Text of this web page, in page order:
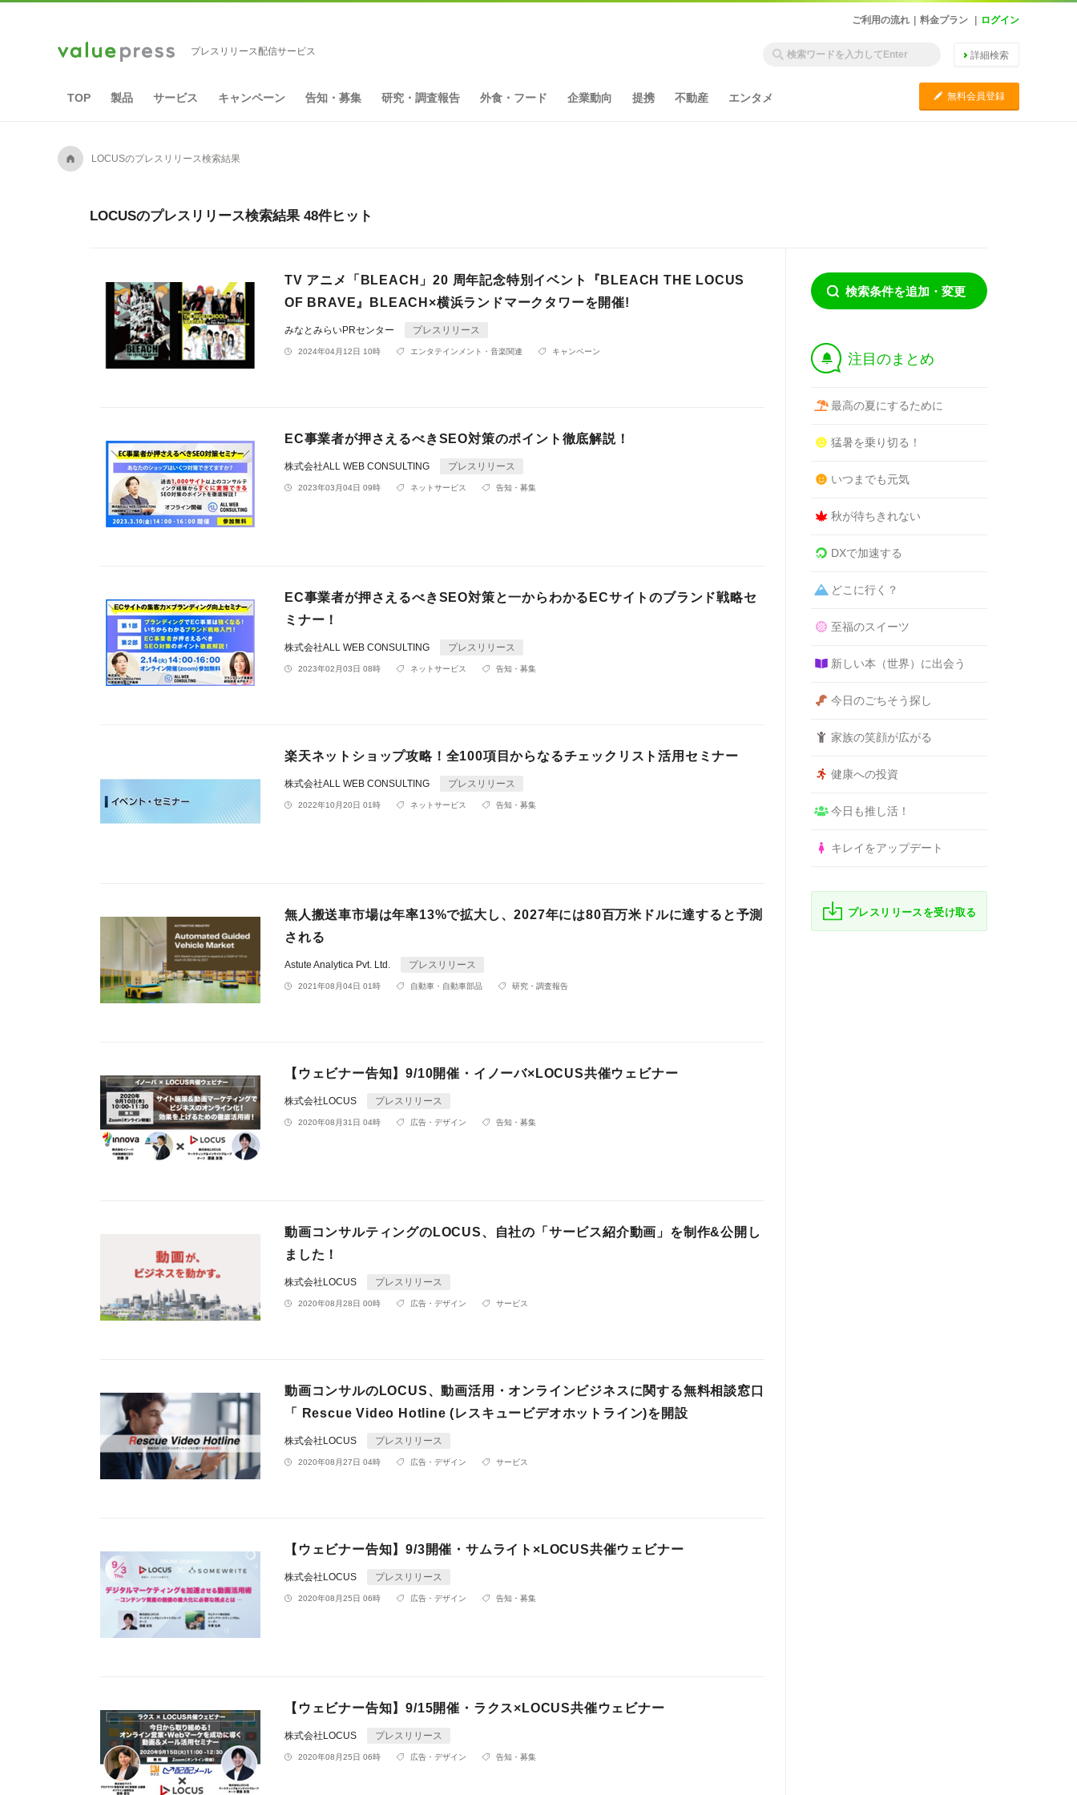
ご利用の流れ 料金プラン ログイン
プレスリリース配信サービス 詳細検索
TOP 製品 サービス キャンペーン 告知・募集 研究・調査報告 外食・フード 企業動向 提携 不動産 エンタメ C 無料会員登録
A LOCUSのプレスリリース検索結果
LOCUSのプレスリリース検索結果 48件ヒット
TV アニメ「BLEACH」20 周年記念特別イベント『BLEACH THE LOCUS
OF BRAVE』BLEACH×横浜ランドマークタワーを開催!
みなとみらいPRセンター プレスリリース
2024年04月12日 10時 エンタテインメント・音楽関連 キャンペーン
EC事業者が押さえるべきSEO対策のポイント徹底解説！
株式会社ALL WEB CONSULTING プレスリリース
2023年03月04日 09時 ネットサービス 告知・募集
EC事業者が押さえるべきSEO対策と一からわかるECサイトのブランド戦略セ
ミナー！
株式会社ALL WEB CONSULTING プレスリリース
2023年02月03日 08時 ネットサービス 告知・募集
楽天ネットショップ攻略！全100項目からなるチェックリスト活用セミナー
株式会社ALL WEB CONSULTING プレスリリース
2022年10月20日 01時 ネットサービス 告知・募集
無人搬送車市場は年率13%で拡大し、2027年には80百万米ドルに達すると予測
される
Astute Analytica Pvt. Ltd. プレスリリース
2021年08月04日 01時 自動車・自動車部品 研究・調査報告
【ウェビナー告知】9/10開催・イノーバ×LOCUS共催ウェビナー
株式会社LOCUS プレスリリース
2020年08月31日 04時 広告・デザイン 告知・募集
動画コンサルティングのLOCUS、自社の「サービス紹介動画」を制作&公開し
ました！
株式会社LOCUS プレスリリース
2020年08月28日 00時 広告・デザイン サービス
動画コンサルのLOCUS、動画活用・オンラインビジネスに関する無料相談窓口
「 Rescue Video Hotline (レスキュービデオホットライン)を開設
株式会社LOCUS プレスリリース
2020年08月27日 04時 広告・デザイン サービス
【ウェビナー告知】9/3開催・サムライト×LOCUS共催ウェビナー
株式会社LOCUS プレスリリース
2020年08月25日 06時 広告・デザイン 告知・募集
【ウェビナー告知】9/15開催・ラクス×LOCUS共催ウェビナー
株式会社LOCUS プレスリリース
2020年08月25日 06時 広告・デザイン 告知・募集
検索条件を追加・変更
† 注目のまとめ
最高の夏にするために
猛暑を乗り切る！
いつまでも元気
秋が待ちきれない
DXで加速する
どこに行く？
至福のスイーツ
新しい本（世界）に出会う
今日のごちそう探し
家族の笑顔が広がる
健康への投資
今日も推し活！
キレイをアップデート
プレスリリースを受け取る